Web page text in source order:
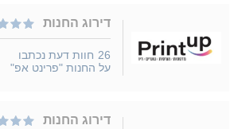
דירוג החנות
26 חוות דעת נכתבו
על החנות "פרינט אפ"
דירוג החנות